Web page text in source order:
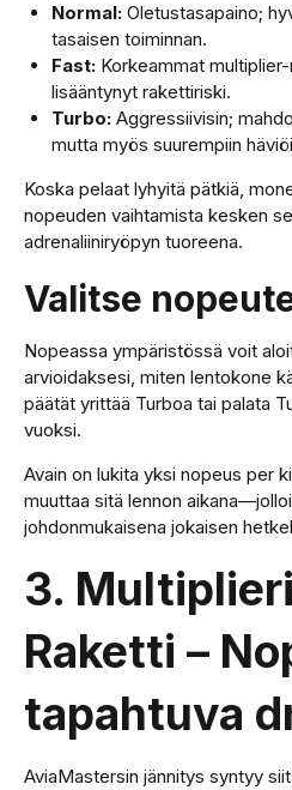
Normal:Oletustasapaino;
tasaisen toiminnan.
Fast:Korkeammat
lisääntynyt rakettiriski.
Turbo:Aggressiivisin;
mutta myös suurempiin
Koska pelaat lyhyitä pätkiä,
nopeuden vaihtamista kesken
adrenaliiniryöpyn tuoreena.
Valitse
Nopeassa ympäristössä voit
arvioidaksesi, miten lentokone
päätät yrittää Turboa tai palata
vuoksi.
Avain on lukita yksi nopeus per
muuttaa sitä lennon
johdonmukaisena jokaisen
3.
Raketti –
tapahtuva
AviaMastersin jännitys syntyy